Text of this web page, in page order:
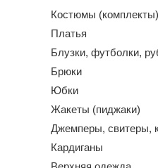
Костюмы (комплекты)
Платья
Блузки, футболки,
Брюки
Юбки
Жакеты (пиджаки)
Джемперы, свитеры,
Кардиганы